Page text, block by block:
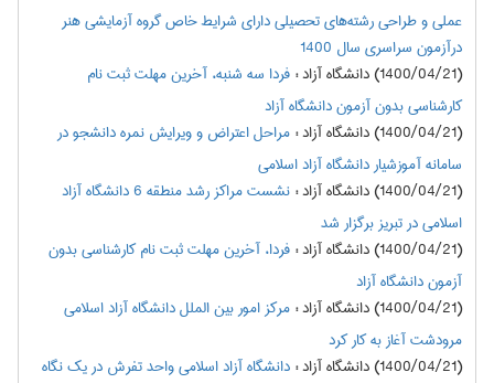
عملي و طراحي رشته‌هاي تحصيلي داراي شرايط خاص گروه آزمایشی هنر
درآزمون سراسري سال 1400
(1400/04/21) دانشگاه آزاد
:فردا سه شنبه، آخرین مهلت ثبت نام
کارشناسی بدون آزمون دانشگاه آزاد
(1400/04/21) دانشگاه آزاد
:مراحل اعتراض و ویرایش نمره دانشجو در
سامانه آموزشیار دانشگاه آزاد اسلامی
(1400/04/21) دانشگاه آزاد
:
نشست مراکز رشد منطقه 6 دانشگاه آزاد
اسلامی در تبریز برگزار شد
(1400/04/21) دانشگاه آزاد
:فردا، آخرین مهلت ثبت نام کارشناسی بدون
آزمون دانشگاه آزاد
(1400/04/21) دانشگاه آزاد
:مرکز امور بین الملل دانشگاه آزاد اسلامی
مرودشت آغاز به کار کرد
(1400/04/21) دانشگاه آزاد
:دانشگاه آزاد اسلامی واحد تفرش در یک نگاه